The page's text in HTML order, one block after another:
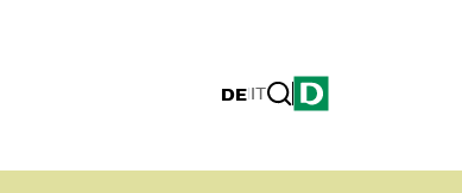
DE|IT